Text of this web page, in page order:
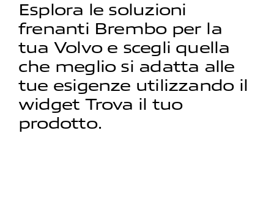
Esplora le soluzioni
frenanti Brembo per la
tua Volvo e scegli quella
che meglio si adatta alle
tue esigenze utilizzando il
widget Trova il tuo
prodotto.